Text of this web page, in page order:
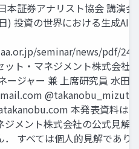
本証券アナリスト協会 講演会
) 投資の世界における生成AI
seminar/news/pdf/
ット・マネジメント株式会社
ージャー 兼 上席研究員 水田
本発表資料は
ジメント株式会社の公式見解
． すべては個人的見解であり